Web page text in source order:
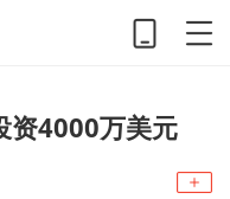
4000万美元